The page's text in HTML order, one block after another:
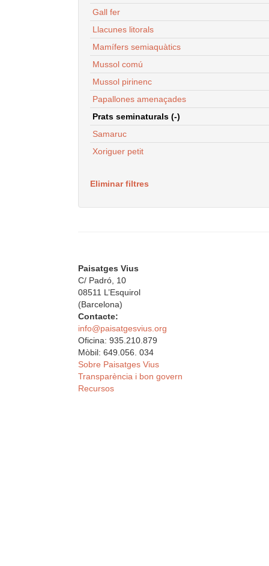
Gall fer
Llacunes litorals
Mamífers semiaquàtics
Mussol comú
Mussol pirinenc
Papallones amenaçades
Prats seminaturals (-)
Samaruc
Xoriguer petit
Eliminar filtres
Paisatges Vius
C/ Padró, 10
08511 L’Esquirol
(Barcelona)
Contacte:
info@paisatgesvius.org
Oficina: 935.210.879
Mòbil: 649.056. 034
Sobre Paisatges Vius
Transparència i bon govern
Recursos